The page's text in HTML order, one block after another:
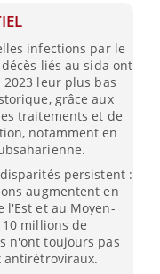
infections par le
liés au sida ont
leur plus bas
grâce aux
traitements et de
notamment en
persistent :
augmentent en
l'Est et au Moyen-
millions de
n'ont toujours pas
antirétroviraux.